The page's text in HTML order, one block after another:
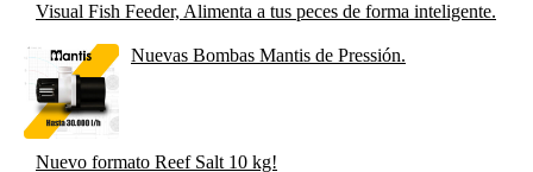
Visual Fish Feeder, Alimenta a tus peces de forma inteligente.
Nuevas Bombas Mantis de Pressión.
Nuevo formato Reef Salt 10 kg!